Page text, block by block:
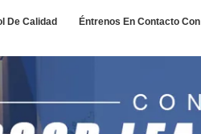
De Calidad Éntrenos En Contacto Con